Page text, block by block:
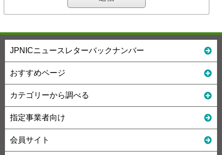
JPNICニュースレターバックナンバー
おすすめページ
カテゴリーから調べる
指定事業者向け
会員サイト